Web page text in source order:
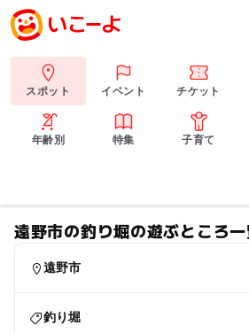
スポット イベント チケット
年齢別 特集 子育て
遠野市の釣り堀の遊ぶところ
遠野市
釣り堀